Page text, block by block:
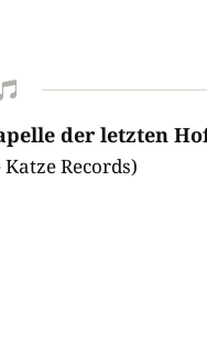
der letzten
Records)